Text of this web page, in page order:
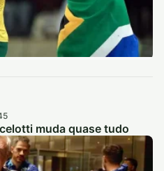
muda quase tudo